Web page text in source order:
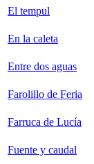
El tempul
En la caleta
Entre dos aguas
Farolillo de Feria
Farruca de Lucía
Fuente y caudal